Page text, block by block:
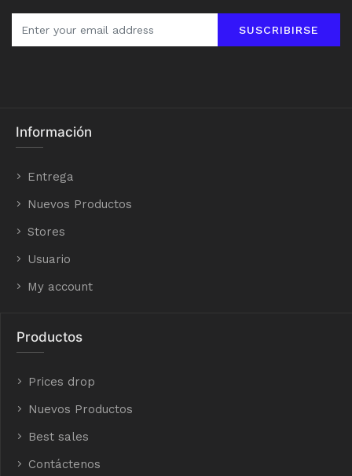
SUSCRIBIRSE
Información
Entrega
Nuevos Productos
Stores
Usuario
My account
Productos
Prices drop
Nuevos Productos
Best sales
Contáctenos